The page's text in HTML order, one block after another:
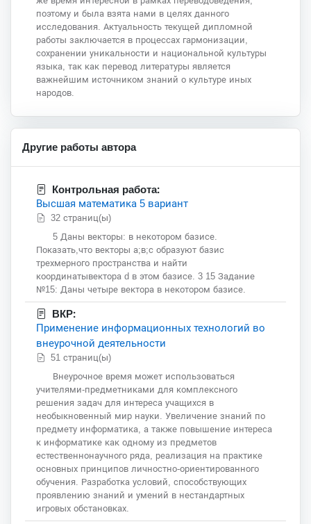
поэтому и была взята нами в целях данного
исследования. Актуальность текущей дипломной
работы заключается в процессах гармонизации,
сохранении уникальности и национальной культуры
языка, так как перевод литературы является
важнейшим источником знаний о культуре иных
народов.
Другие работы автора
Контрольная работа:
Высшая математика 5 вариант
32 страниц(ы)
5 Даны векторы: в некотором базисе.
Показать,что векторы а;в;с образуют базис
трехмерного пространства и найти
координатывектора d в этом базисе. 3 15 Задание
№15: Даны четыре вектора в некотором базисе.
ВКР:
Применение информационных технологий во
внеурочной деятельности
51 страниц(ы)
Внеурочное время может использоваться
учителями-предметниками для комплексного
решения задач для интереса учащихся в
необыкновенный мир науки. Увеличение знаний по
предмету информатика, а также повышение интереса
к информатике как одному из предметов
естественнонаучного ряда, реализация на практике
основных принципов личностно-ориентированного
обучения. Разработка условий, способствующих
проявлению знаний и умений в нестандартных
игровых обстановках.